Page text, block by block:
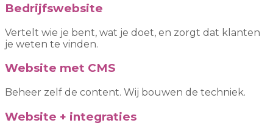
Bedrijfswebsite
Vertelt wie je bent, wat je doet, en zorgt dat klanten
je weten te vinden.
Website met CMS
Beheer zelf de content. Wij bouwen de techniek.
Website + integraties